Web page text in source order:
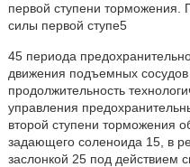
первой ступени торможения.
силы первой ступе5
45 периода
движения подъемных сосудов
продолжительность
управления
второй ступени торможения
задающего соленоида 15, в
заслонкой 25 под действием